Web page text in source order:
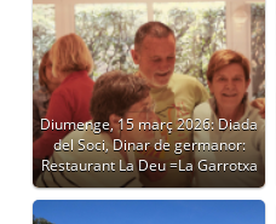
Diumenge, 15 març 2026: Diada
del Soci, Dinar de germanor:
Restaurant La Deu =La Garrotxa